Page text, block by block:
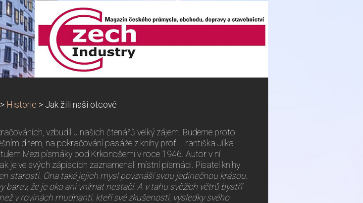
> Historie > Jak žili naši otcové
vzbudil u našich čtenářů velký zájem. Budeme proto
dnem, na pokračování pasáže z knihy prof. Františka Jílka –
Mezi písmáky pod Krkonošemi v roce 1946. Autor v ní
je ve svých zápiscích zaznamenali místní písmáci. Pisatel knihy
starosti. Ona také jejich mysl povznáší svou jedinečnou krásou.
barev, že je oko ani vnímat nestačí. A v tahu svěžích větrů bystří
v rovinách mudrlanti, kteří své zkušenosti, výsledky svého